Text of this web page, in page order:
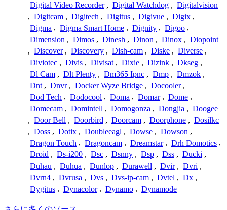
Digital Video Recorder , Digital Watchdog , Digitalvision
, Digitcam , Digitech , Digitus , Digivue , Digix ,
Digma , Digma Smart Home , Dignity , Digoo ,
Dimension , Dimos , Dinesh , Dinon , Dinox , Diopoint
, Discover , Discovery , Dish-cam , Diske , Diverse ,
Diviotec , Divis , Divisat , Dixie , Dizink , Dkseg ,
Dl Cam , Dlt Plenty , Dm365 Ipnc , Dmp , Dmzok ,
Dnt , Dnvr , Docker Wyze Bridge , Docooler ,
Dod Tech , Dodocool , Doma , Domar , Dome ,
Domecam , Domintell , Domogonza , Dongjia , Doogee
, Door Bell , Doorbird , Doorcam , Doorphone , Dosilkc
, Doss , Dotix , Doubleeagl , Dowse , Dowson ,
Dragon Touch , Dragoncam , Dreamstar , Drh Domotics ,
Droid , Ds-i200 , Dsc , Dsnny , Dsp , Dss , Ducki ,
Duhau , Duhua , Dunlop , Durawell , Dvir , Dvri ,
Dvrn4 , Dvrusa , Dvs , Dvs-ip-cam , Dvtel , Dx ,
Dygitus , Dynacolor , Dynamo , Dynamode